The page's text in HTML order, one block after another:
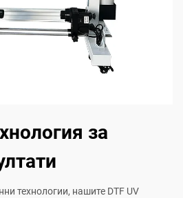
за
технологии, нашите DTF UV